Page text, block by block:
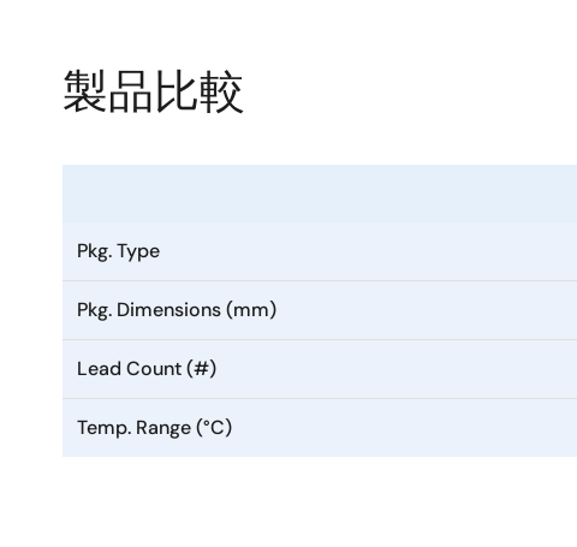
用途に応じた複数のスリープモード
SoCまたはモジュールとして利用可能
QFN-48 (6mm x 6mm x 0.9mm)
FcCSP-72 (3.8mm x 3.8mm x 0.68mm)
Wi-Fi ATコマンドセット
製品比較
Pkg. Type
Pkg. Dimensions (mm)
Lead Count (#)
Temp. Range (°C)